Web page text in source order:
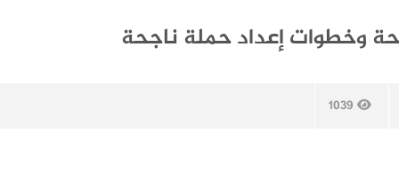
وخطوات إعداد حملة ناجحة
1039